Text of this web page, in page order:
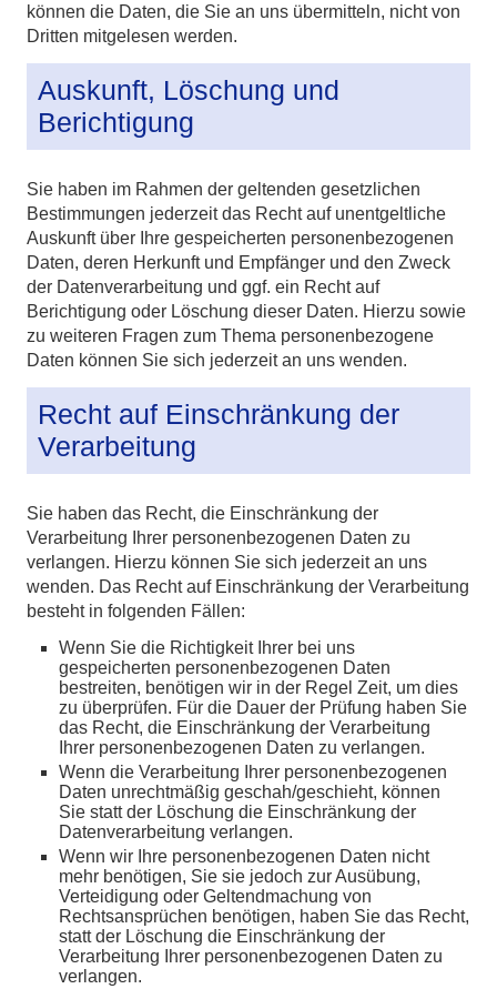
können die Daten, die Sie an uns übermitteln, nicht von
Dritten mitgelesen werden.
Auskunft, Löschung und
Berichtigung
Sie haben im Rahmen der geltenden gesetzlichen
Bestimmungen jederzeit das Recht auf unentgeltliche
Auskunft über Ihre gespeicherten personenbezogenen
Daten, deren Herkunft und Empfänger und den Zweck
der Datenverarbeitung und ggf. ein Recht auf
Berichtigung oder Löschung dieser Daten. Hierzu sowie
zu weiteren Fragen zum Thema personenbezogene
Daten können Sie sich jederzeit an uns wenden.
Recht auf Einschränkung der
Verarbeitung
Sie haben das Recht, die Einschränkung der
Verarbeitung Ihrer personenbezogenen Daten zu
verlangen. Hierzu können Sie sich jederzeit an uns
wenden. Das Recht auf Einschränkung der Verarbeitung
besteht in folgenden Fällen:
Wenn Sie die Richtigkeit Ihrer bei uns
gespeicherten personenbezogenen Daten
bestreiten, benötigen wir in der Regel Zeit, um dies
zu überprüfen. Für die Dauer der Prüfung haben Sie
das Recht, die Einschränkung der Verarbeitung
Ihrer personenbezogenen Daten zu verlangen.
Wenn die Verarbeitung Ihrer personenbezogenen
Daten unrechtmäßig geschah/geschieht, können
Sie statt der Löschung die Einschränkung der
Datenverarbeitung verlangen.
Wenn wir Ihre personenbezogenen Daten nicht
mehr benötigen, Sie sie jedoch zur Ausübung,
Verteidigung oder Geltendmachung von
Rechtsansprüchen benötigen, haben Sie das Recht,
statt der Löschung die Einschränkung der
Verarbeitung Ihrer personenbezogenen Daten zu
verlangen.